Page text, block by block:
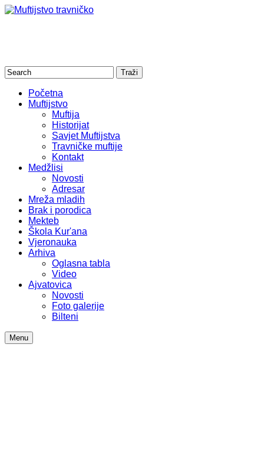
Početna
Muftijstvo
Muftija
Historijat
Savjet Muftijstva
Travničke muftije
Kontakt
Medžlisi
Novosti
Adresar
Mreža mladih
Brak i porodica
Mekteb
Škola Kur'ana
Vjeronauka
Arhiva
Oglasna tabla
Video
Ajvatovica
Novosti
Foto galerije
Bilteni
Menu